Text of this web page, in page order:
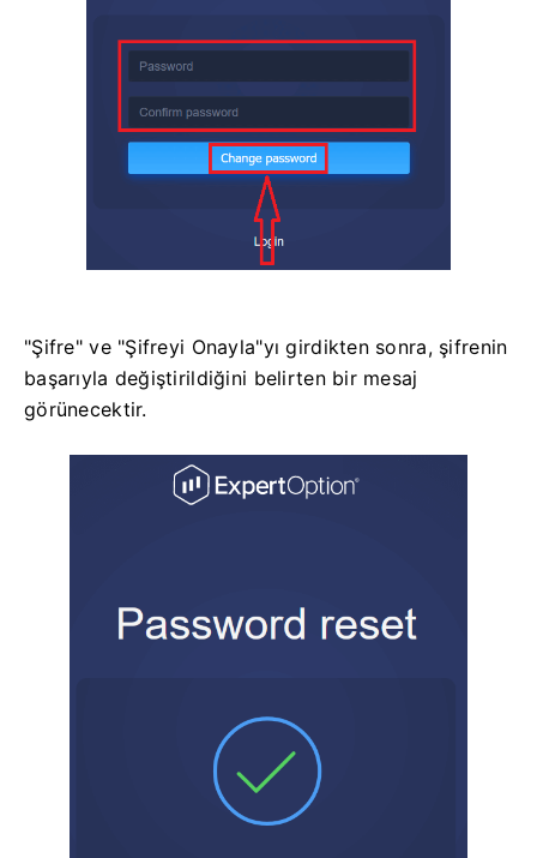
"Şifre" ve "Şifreyi Onayla"yı girdikten sonra, şifrenin
başarıyla değiştirildiğini belirten bir mesaj
görünecektir.